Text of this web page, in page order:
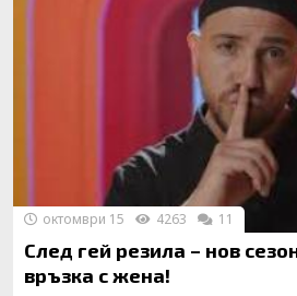
След гей резила – нов
връзка с жена!
октомври 15 4263 11